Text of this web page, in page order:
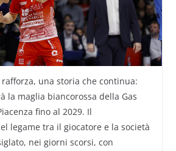
una storia che continua:
la maglia biancorossa della Gas
fino al 2029. Il
legame tra il giocatore e la società
nei giorni scorsi, con